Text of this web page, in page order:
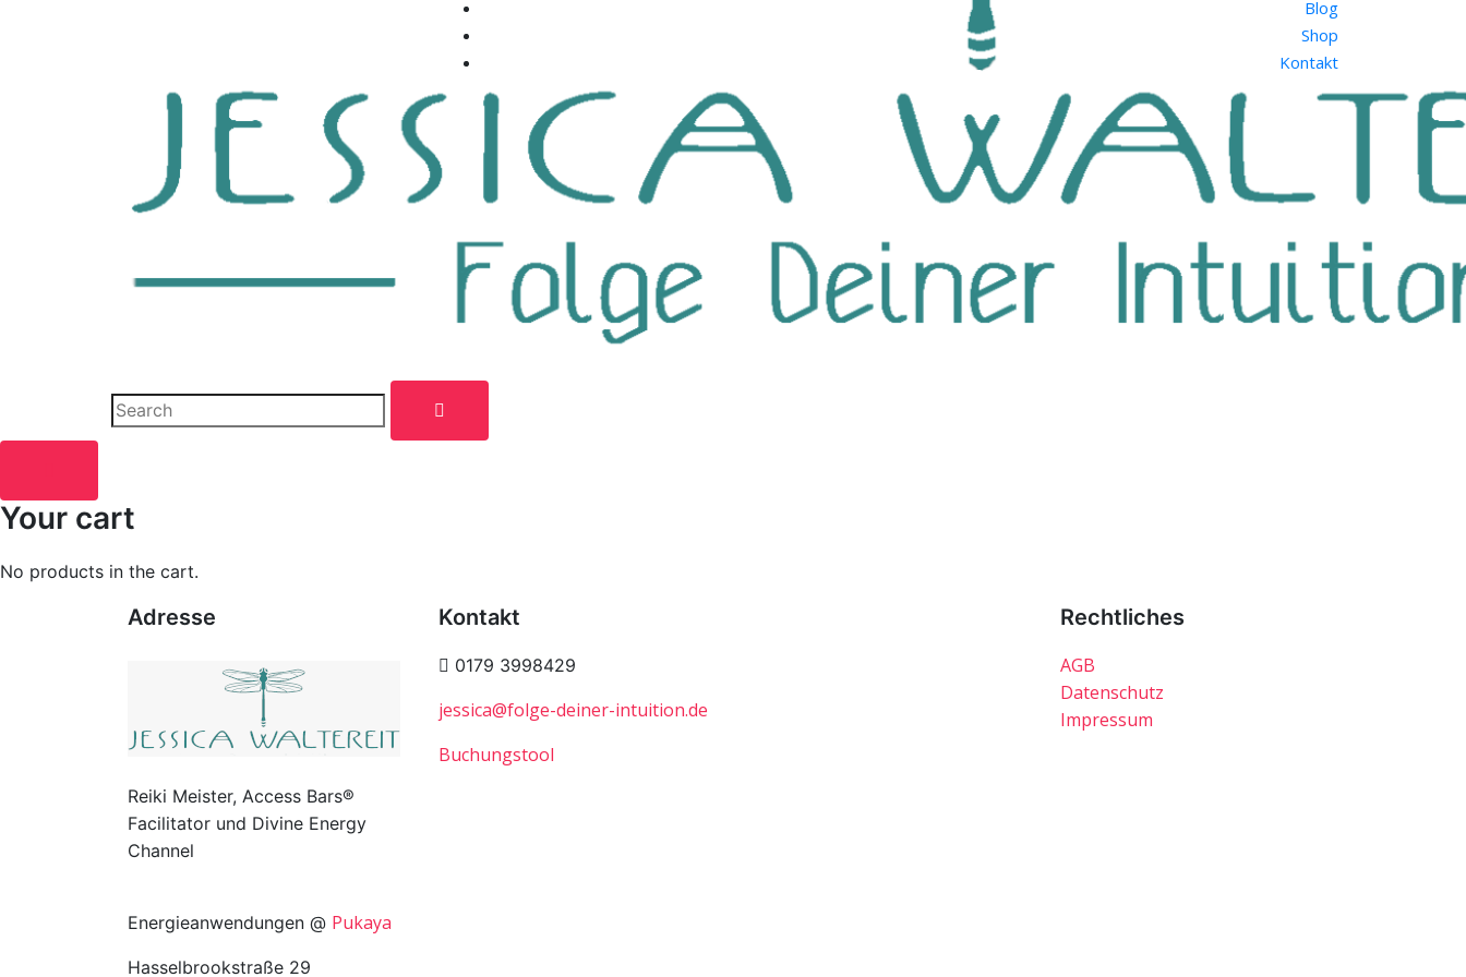
Reiki- und Access-Anwendungen
für Körper, Geist und Seele in
Blog
Shop
Kontakt
Your cart
No products in the cart.
Adresse
Reiki Meister, Access Bars®
Facilitator und Divine Energy
Channel
Energieanwendungen @ Pukaya
Hasselbrookstraße 29
Kontakt
0179 3998429
jessica@folge-deiner-intuition.de
Buchungstool
Rechtliches
AGB
Datenschutz
Impressum